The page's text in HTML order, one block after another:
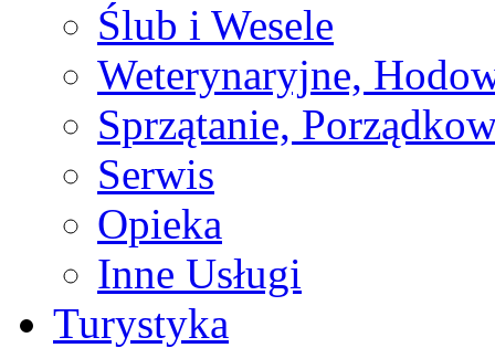
Ślub i Wesele
Weterynaryjne,
Sprzątanie,
Serwis
Opieka
Inne Usługi
Turystyka